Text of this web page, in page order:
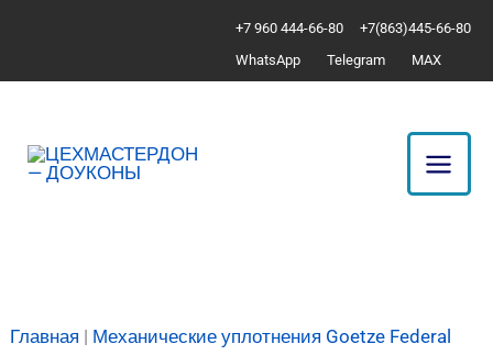
содержимому
+7 960 444-66-80
+7(863)445-66-80
WhatsApp
Telegram MAX
Главная | Механические уплотнения Goetze Federal
Плавающее
Goetze